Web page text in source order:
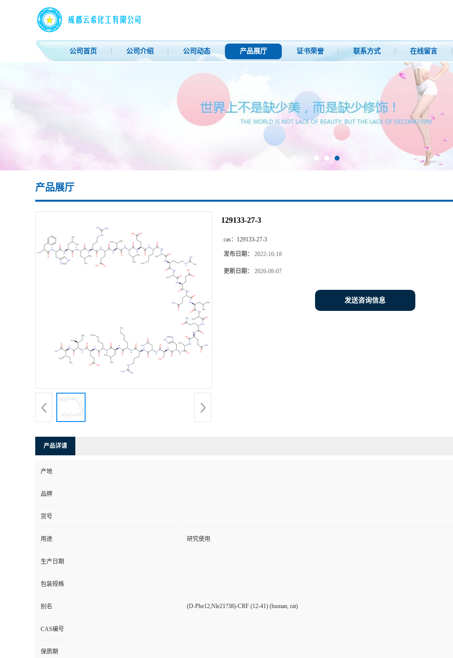
公司首页 公司介绍 公司动态 产品展厅 证书荣誉 联系方式 在线留言
产品展厅
129133-27-3
cas： 129133-27-3
发布日期： 2022-10-18
更新日期： 2026-08-07
发送咨询信息
产品详请
产地
品牌
货号
用途 研究使用
生产日期
包装规格
别名 (D-Phe12,Nle21?38)-CRF (12-41) (human, rat)
CAS编号
保质期